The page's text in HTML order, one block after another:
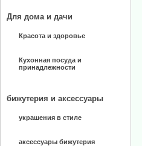
Для дома и дачи
Красота и здоровье
Кухонная посуда и
принадлежности
бижутерия и аксессуары
украшения в стиле
аксессуары бижутерия